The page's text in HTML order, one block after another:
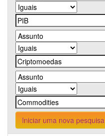
Iniciar uma nova pesquisa